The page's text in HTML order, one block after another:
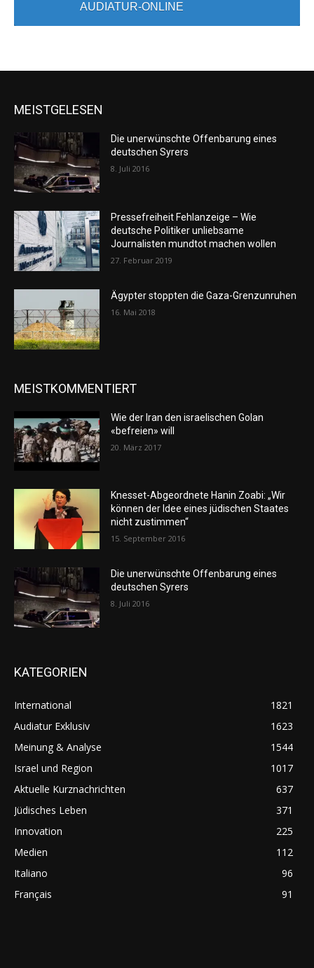
AUDIATUR-ONLINE
MEISTGELESEN
Die unerwünschte Offenbarung eines
deutschen Syrers
8. Juli 2016
Pressefreiheit Fehlanzeige – Wie
deutsche Politiker unliebsame
Journalisten mundtot machen wollen
27. Februar 2019
Ägypter stoppten die Gaza-Grenzunruhen
16. Mai 2018
MEISTKOMMENTIERT
Wie der Iran den israelischen Golan
«befreien» will
20. März 2017
Knesset-Abgeordnete Hanin Zoabi: „Wir
können der Idee eines jüdischen Staates
nicht zustimmen“
15. September 2016
Die unerwünschte Offenbarung eines
deutschen Syrers
8. Juli 2016
KATEGORIEN
International
1821
Audiatur Exklusiv
1623
Meinung & Analyse
1544
Israel und Region
1017
Aktuelle Kurznachrichten
637
Jüdisches Leben
371
Innovation
225
Medien
112
Italiano
96
Français
91